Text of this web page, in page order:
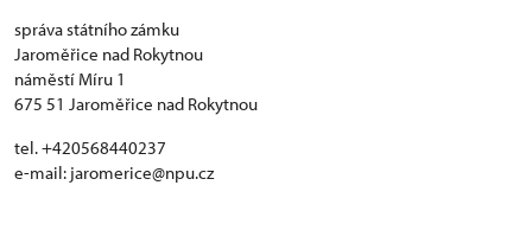
správa státního zámku
Jaroměřice nad Rokytnou
náměstí Míru 1
675 51 Jaroměřice nad Rokytnou
tel. +420568440237
e-mail: jaromerice@npu.cz